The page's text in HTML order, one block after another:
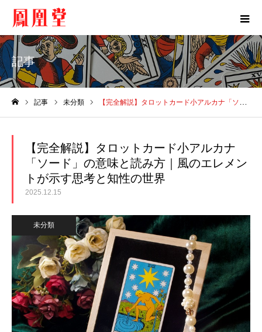
記事
記事 未分類 【完全解説】タロットカード小アルカナ「ソード」の意味と読み方｜風のエレメントが示す思考と知性の世界
【完全解説】タロットカード小アルカナ
「ソード」の意味と読み方｜風のエレメン
トが示す思考と知性の世界
2025.12.15
未分類